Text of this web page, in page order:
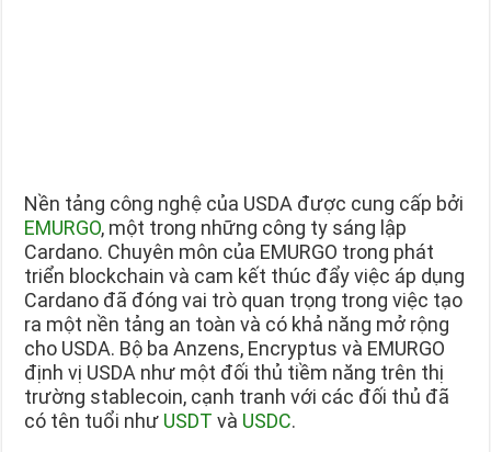
Nền tảng công nghệ của USDA được cung cấp bởi
EMURGO, một trong những công ty sáng lập
Cardano. Chuyên môn của EMURGO trong phát
triển blockchain và cam kết thúc đẩy việc áp dụng
Cardano đã đóng vai trò quan trọng trong việc tạo
ra một nền tảng an toàn và có khả năng mở rộng
cho USDA. Bộ ba Anzens, Encryptus và EMURGO
định vị USDA như một đối thủ tiềm năng trên thị
trường stablecoin, cạnh tranh với các đối thủ đã
có tên tuổi như USDT và USDC.